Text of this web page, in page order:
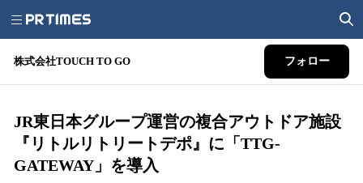
株式会社TOUCH TO GO フォロー
JR東日本グループ運営の複合アウトドア施設
『リトルリトリートデポ』に「TTG-
GATEWAY」を導入